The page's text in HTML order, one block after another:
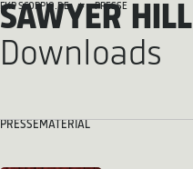
FKP SCORPIO.DE PRESSE
SAWYER HILL
Downloads
PRESSEMATERIAL